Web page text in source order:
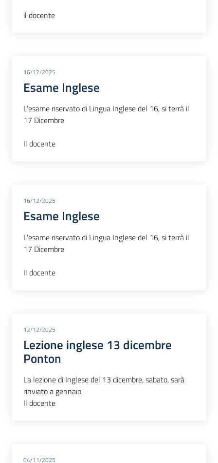
il docente
16/12/2025
Esame Inglese
L'esame riservato di Lingua Inglese del 16, si terrà il
17 Dicembre
Il docente
16/12/2025
Esame Inglese
L'esame riservato di Lingua Inglese del 16, si terrà il
17 Dicembre
Il docente
12/12/2025
Lezione inglese 13 dicembre
Ponton
La lezione di Inglese del 13 dicembre, sabato, sarà
rinviato a gennaio
Il docente
04/11/2025